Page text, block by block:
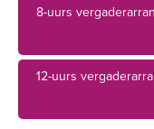
8-uurs
12-uurs